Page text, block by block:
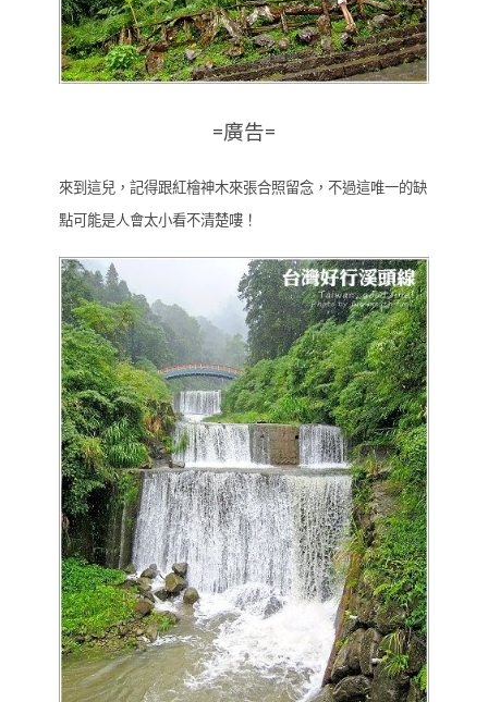
=廣告=
來到這兒，記得跟紅檜神木來張合照留念，不過這唯一的缺
點可能是人會太小看不清楚嘍！